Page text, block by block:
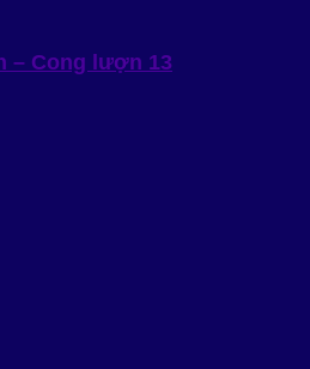
– Cong lượn 13